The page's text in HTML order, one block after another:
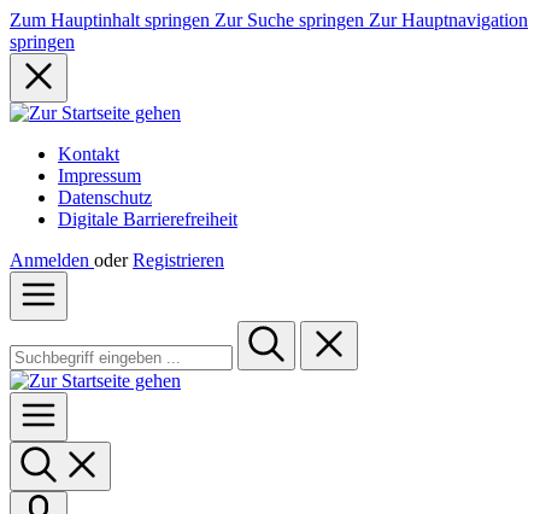
Zum Hauptinhalt springen Zur Suche springen Zur Hauptnavigation
springen
Kontakt
Impressum
Datenschutz
Digitale Barrierefreiheit
Anmelden oder Registrieren